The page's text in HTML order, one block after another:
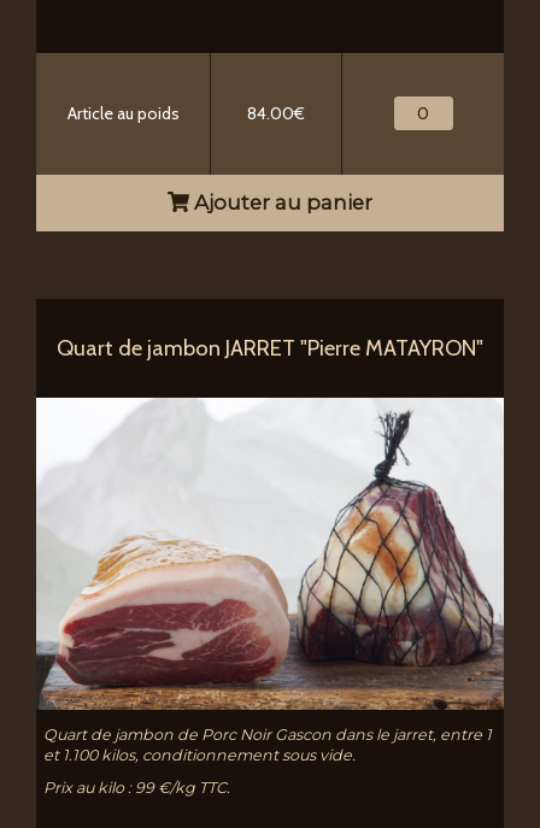
Article au poids 84.00€
Ajouter au panier
Quart de jambon JARRET "Pierre MATAYRON"
Quart de jambon de Porc Noir Gascon dans le jarret, entre 1
et 1.100 kilos, conditionnement sous vide.
Prix au kilo : 99 €/kg TTC.